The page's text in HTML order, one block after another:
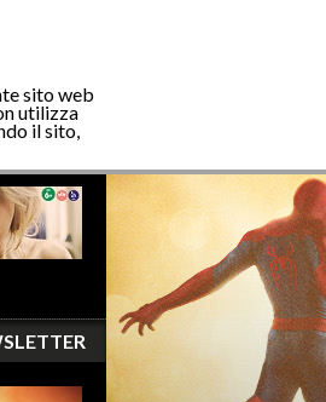
sito web
utilizza
il sito,